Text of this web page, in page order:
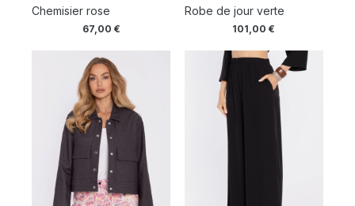
Chemisier rose
67,00 €
Robe de jour verte
101,00€